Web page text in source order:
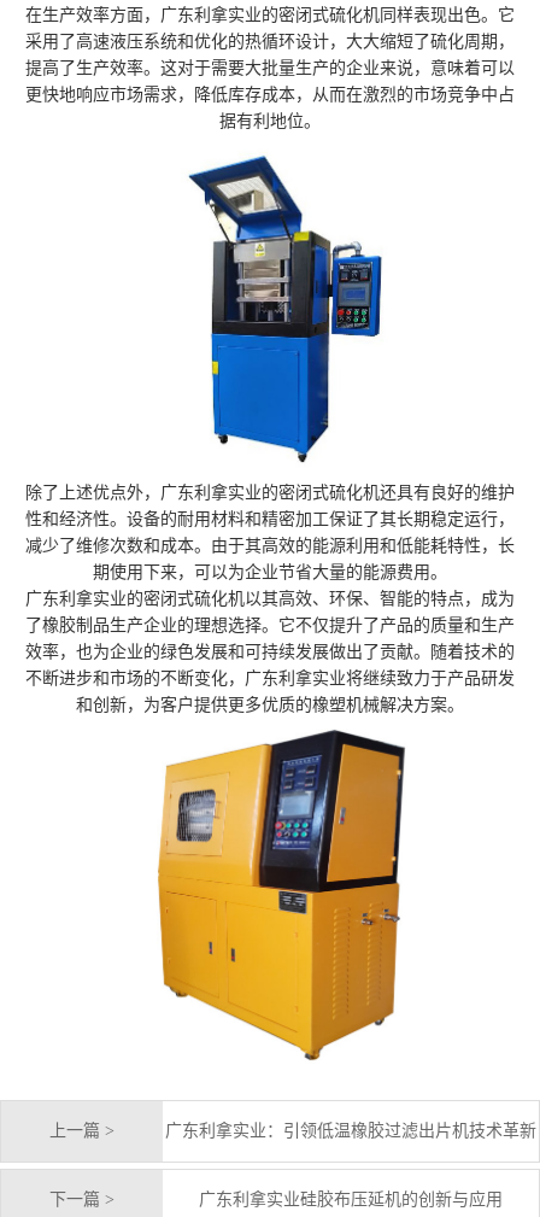
在生产效率方面，广东利拿实业的密闭式硫化机同样表现出色。它
采用了高速液压系统和优化的热循环设计，大大缩短了硫化周期，
提高了生产效率。这对于需要大批量生产的企业来说，意味着可以
更快地响应市场需求，降低库存成本，从而在激烈的市场竞争中占
据有利地位。
除了上述优点外，广东利拿实业的密闭式硫化机还具有良好的维护
性和经济性。设备的耐用材料和精密加工保证了其长期稳定运行，
减少了维修次数和成本。由于其高效的能源利用和低能耗特性，长
期使用下来，可以为企业节省大量的能源费用。
广东利拿实业的密闭式硫化机以其高效、环保、智能的特点，成为
了橡胶制品生产企业的理想选择。它不仅提升了产品的质量和生产
效率，也为企业的绿色发展和可持续发展做出了贡献。随着技术的
不断进步和市场的不断变化，广东利拿实业将继续致力于产品研发
和创新，为客户提供更多优质的橡塑机械解决方案。
上一篇 > 广东利拿实业：引领低温橡胶过滤出片机技术革新
下一篇 > 广东利拿实业硅胶布压延机的创新与应用